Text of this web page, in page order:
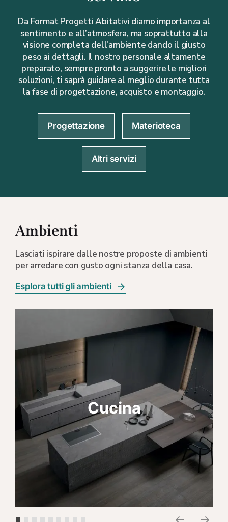
Da Format Progetti Abitativi diamo importanza al
sentimento e all’atmosfera, ma soprattutto alla
visione completa dell’ambiente dando il giusto
peso ai dettagli. Il nostro personale altamente
preparato, sempre pronto a suggerire le migliori
soluzioni, ti saprà guidare al meglio durante tutta
la fase di progettazione, acquisto e montaggio.
Progettazione Materioteca
Altri servizi
Ambienti
Lasciati ispirare dalle nostre proposte di ambienti
per arredare con gusto ogni stanza della casa.
Esplora tutti gli ambienti
Cucina